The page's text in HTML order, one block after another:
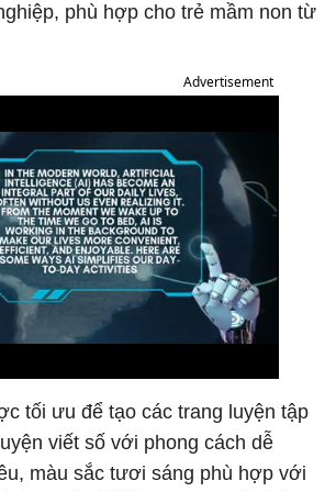
phù hợp cho trẻ mầm non từ
Advertisement
tối ưu để tạo các trang luyện tập
viết số với phong cách dễ
màu sắc tươi sáng phù hợp với